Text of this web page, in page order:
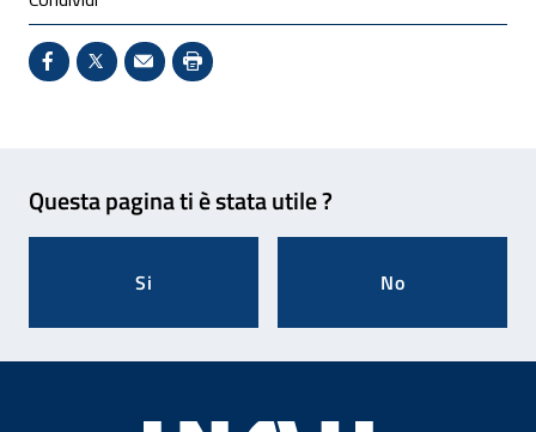
Condividi su Facebook - Sito esterno - Apertura in
X - Sito esterno - Apertura in nuova finestra
Invio Mail: apre il programma di posta
Stampa pagina: scelta meno
Questa pagina ti è stata utile ?
Si No